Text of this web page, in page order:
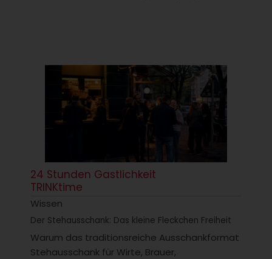
24 Stunden Gastlichkeit
TRINKtime
Wissen
Der Stehausschank: Das kleine Fleckchen Freiheit
Warum das traditionsreiche Ausschankformat
Stehausschank für Wirte, Brauer,